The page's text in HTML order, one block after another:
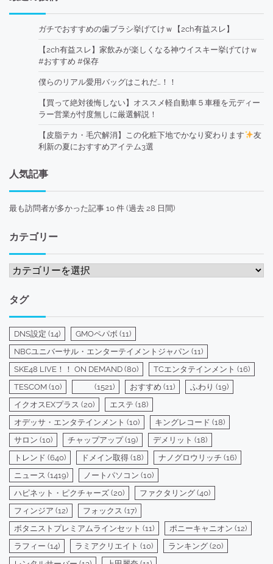
ガチでおすすめの歯ブラシ挙げてけｗ【2ch有益スレ】
【2ch有益スレ】家飲みが楽しくなる神ウイスキー挙げてけｗ
#おすすめ #保存
僕らのリアル愛用バッグはこれだ…！！
【買って絶対後悔しない】オススメ軽自動車５車種を元ディー
ラー営業が忖度無しに厳選解説！
【皮脂テカ・毛穴解消】この化粧下地でかなり変わります
友
利新の夏におすすめアイテム3選
人気記事
最も訪問者が多かった記事 10 件 (過去 28 日間)
カテゴリー
カ
ゴ
リ
ー
タグ
DNS設定 (14) GMOペパボ (11)
NBCユニバーサル・エンターテイメントジャパン (11)
SKE48 LIVE！！ ON DEMAND (80) TCエンタテインメント (16)
TESCOM (10) (1521) おすすめ (11) ふわり (19)
イクオスEXプラス (20) エステ (18)
オデッサ・エンタテインメント (10) キングレコード (18)
サロン (10) チャップアップ(19) デメリット (18)
トレンド (640) ドメイン取得 (18) ナノグロウリッチ (16)
ニュース (1419) ノートパソコン (10)
ハピネット・ピクチャーズ (20) ファクタリング (40)
フィンジア (12) フォックス (17)
ボタニストプレミアムラインセット (11) ポニーキャニオン (12)
ラフィー (14) ラミアクリエイト (10) ランキング (20)